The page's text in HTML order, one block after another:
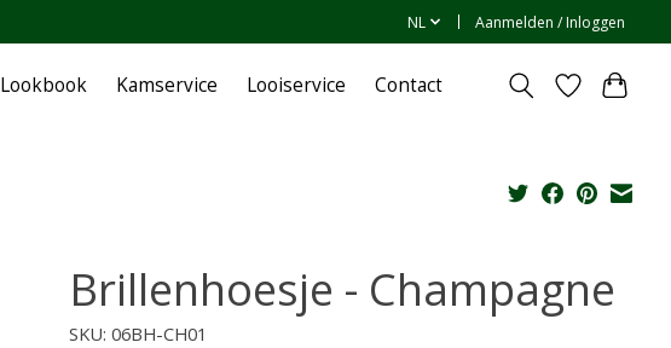
NL Aanmelden / Inloggen
Lookbook Kamservice Looiservice Contact
Brillenhoesje - Champagne
SKU: 06BH-CH01